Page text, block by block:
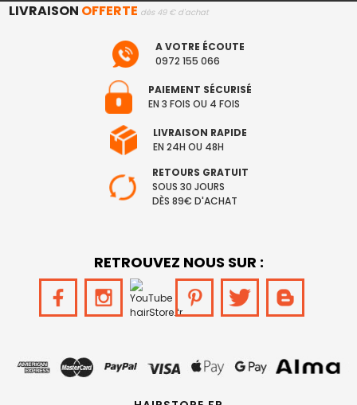
LIVRAISON OFFERTE dès 49 € d'achat
A VOTRE ÉCOUTE
0972 155 066
PAIEMENT SÉCURISÉ
EN 3 FOIS OU 4 FOIS
LIVRAISON RAPIDE
EN 24H OU 48H
RETOURS GRATUIT
SOUS 30 JOURS
DÈS 89€ D'ACHAT
RETROUVEZ NOUS SUR :